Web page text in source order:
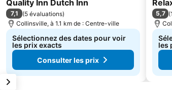
Quality Inn Dutch Inn
7,1 (5 évaluations)
Collinsville, à 1.1 km de : Centre-ville
Sélectionnez des dates pour voir
les prix exacts
Consulter les prix
5,7 (
les